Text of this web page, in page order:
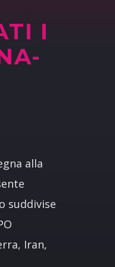
I
alla
suddivise
Iran,